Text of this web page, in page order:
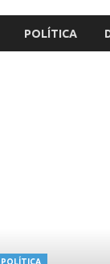
POLÍTICA
POLÍTICA